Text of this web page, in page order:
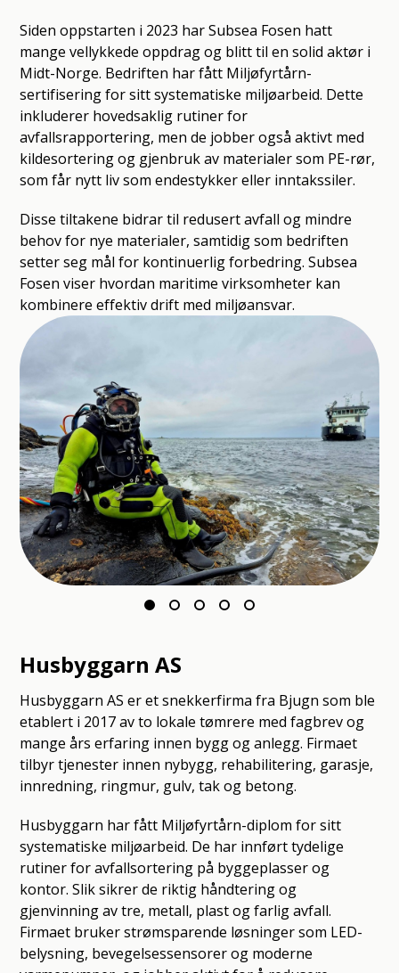
Siden oppstarten i 2023 har Subsea Fosen hatt
mange vellykkede oppdrag og blitt til en solid aktør i
Midt-Norge. Bedriften har fått Miljøfyrtårn-
sertifisering for sitt systematiske miljøarbeid. Dette
inkluderer hovedsaklig rutiner for
avfallsrapportering, men de jobber også aktivt med
kildesortering og gjenbruk av materialer som PE-rør,
som får nytt liv som endestykker eller inntakssiler.
Disse tiltakene bidrar til redusert avfall og mindre
behov for nye materialer, samtidig som bedriften
setter seg mål for kontinuerlig forbedring. Subsea
Fosen viser hvordan maritime virksomheter kan
kombinere effektiv drift med miljøansvar.
Husbyggarn AS
Husbyggarn AS er et snekkerfirma fra Bjugn som ble
etablert i 2017 av to lokale tømrere med fagbrev og
mange års erfaring innen bygg og anlegg. Firmaet
tilbyr tjenester innen nybygg, rehabilitering, garasje,
innredning, ringmur, gulv, tak og betong.
Husbyggarn har fått Miljøfyrtårn-diplom for sitt
systematiske miljøarbeid. De har innført tydelige
rutiner for avfallsortering på byggeplasser og
kontor. Slik sikrer de riktig håndtering og
gjenvinning av tre, metall, plast og farlig avfall.
Firmaet bruker strømsparende løsninger som LED-
belysning, bevegelsessensorer og moderne